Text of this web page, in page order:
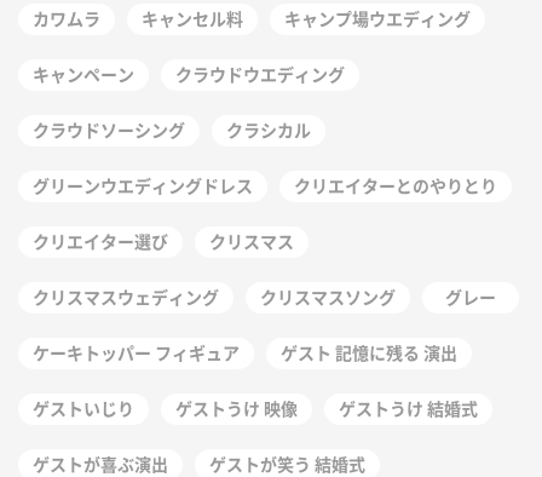
カワムラ キャンセル料 キャンプ場ウエディング
キャンペーン クラウドウエディング
クラウドソーシング クラシカル
グリーンウエディングドレス クリエイターとのやりとり
クリエイター選び クリスマス
クリスマスウェディング クリスマスソング グレー
ケーキトッパー フィギュア ゲスト 記憶に残る 演出
ゲストいじり ゲストうけ 映像 ゲストうけ 結婚式
ゲストが喜ぶ演出 ゲストが笑う 結婚式